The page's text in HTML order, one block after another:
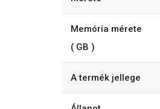
Memória mérete
( GB )
A termék jellege